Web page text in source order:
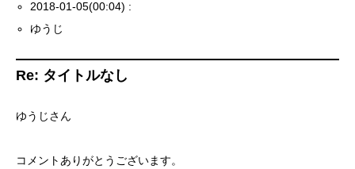
2018-01-05(00:04) :
ゆうじ
Re: タイトルなし
ゆうじさん
コメントありがとうございます。